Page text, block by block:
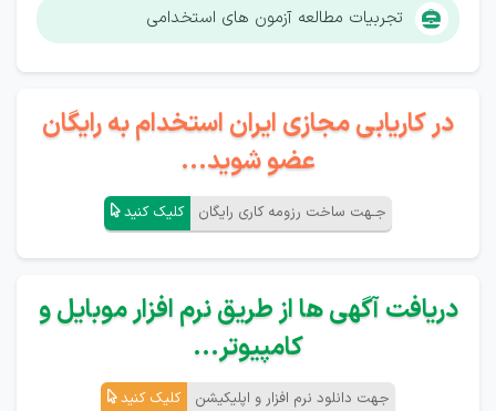
تجربیات مطالعه آزمون های استخدامی
در کاریابی مجازی ایران استخدام به رایگان
عضو شوید...
جـهت ساخت رزومه کاری رایگان کلیک کنید
دریافت آگهی ها از طریق نرم افزار موبایل و
کامپیوتر...
جهت دانلود نرم افزار و اپلیکیشن کلیک کنید